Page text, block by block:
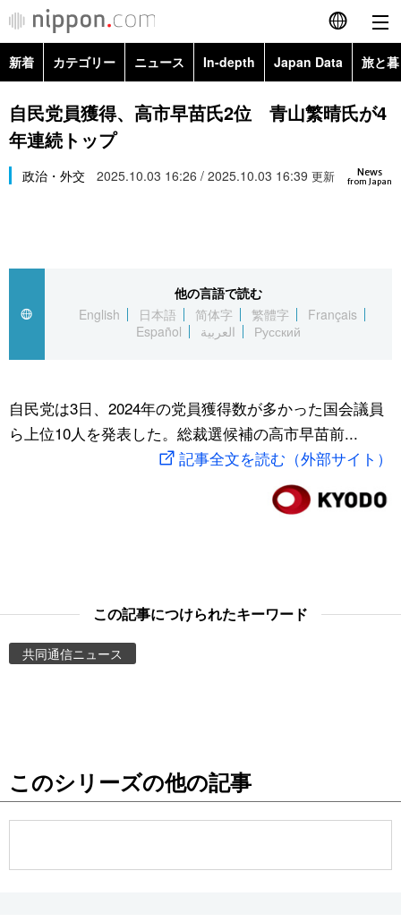
English
简体字
Русский
カテゴリー
経済・ビジネス
国際
文化
トップ
アーカイブ
In-depth
Japan Data
動画/Live
お知らせ
新着 カテゴリー ニュース In-depth Japan Data 旅と
政治・外交
経済・ビジネス
スポーツ・東京2020
Topics
自民党員獲得、高市早苗氏2位 青山繁晴氏が4
年連続トップ
News
from Japan
政治・外交 2025.10.03 16:26 / 2025.10.03 16:39 更新
他の言語で読む
English
日本語 简体字 繁體字
Français
Español
العربية Русский
自民党は3日、2024年の党員獲得数が多かった国会議員
ら上位10人を発表した。総裁選候補の高市早苗前...
記事全文を読む（外部サイト）
この記事につけられたキーワード
共同通信ニュース
このシリーズの他の記事